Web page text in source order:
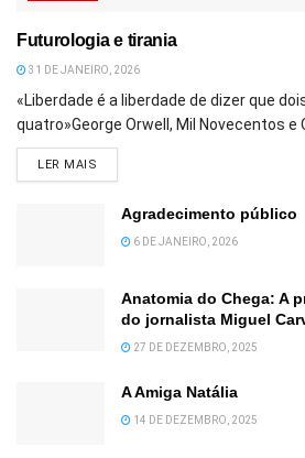
Futurologia e tirania
31 DE JANEIRO, 2026
«Liberdade é a liberdade de dizer que
quatro»George Orwell, Mil Novecentos e
LER MAIS
Agradecimento público
6 DE JANEIRO, 2026
Anatomia do Chega: A
do jornalista Miguel
27 DE DEZEMBRO, 2025
A Amiga Natália
14 DE DEZEMBRO, 2025